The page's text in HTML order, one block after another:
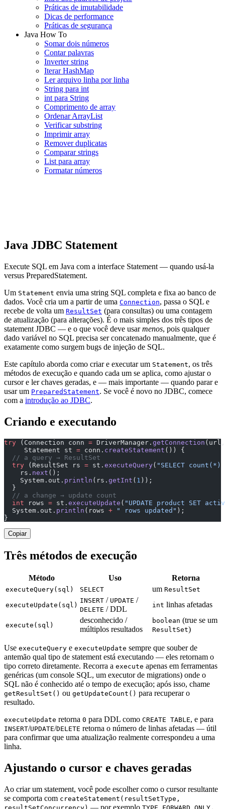
Práticas de imutabilidade
Dicas de performance
Práticas de segurança
Java How To
Somar dois números
Contar palavras
Inverter string
Iterar HashMap
Ler arquivo linha por linha
String para int
int para String
Comprimento de array
Ordenar ArrayList
Verificar substring
Imprimir array
Remover duplicatas
Comparar strings
List para array
Formatar números
Java JDBC Statement
Execute SQL em Java com a interface Statement — quando usá-la
versus PreparedStatement.
Um Statement envia uma string SQL completa e fixa ao banco de
dados. Você cria um a partir de uma Connection, passa o SQL e
recebe de volta um ResultSet (para consultas) ou uma contagem
de atualização (para alterações). É o mais simples dos três tipos de
statement JDBC — e o que você deve usarmenos, pois qualquer
dado variável no SQL precisa ser concatenado manualmente, que é
exatamente como surgem bugs de injeção de SQL.
Este capítulo aborda como criar e executar um Statement, os três
métodos de execução e quando cada um se aplica, como ajustar o
cursor e ler chaves geradas, e — mais importante — quando parar e
usar um PreparedStatement. Se você é novo no JDBC, comece
com a introdução ao JDBC.
Criando e executando
try (Connection conn = DriverManager. getConnection (url,
     Statement st
= conn. createStatement ()) {
  // a query → ResultSet
  try
(ResultSet rs = st. executeQuery( "SELECT count(*)
    rs.
next ();
    System.out.
println (rs. getInt ( 1 ));
  }
  // a change → update count
  int
rows = st. executeUpdate ( "UPDATE product SET
  System.out.
println (rows + " rows updated" );
}
Copiar
Três métodos de execução
Método Uso Retorna
executeQuery(sql) SELECT um ResultSet
executeUpdate(sql)
INSERT / UPDATE /
DELETE / DDL int linhas afetadas
execute(sql)
desconhecido /
múltiplos resultados
boolean (true se um
ResultSet)
Use executeQuery e executeUpdate sempre que souber de
antemão qual tipo de statement está executando — eles retornam o
tipo correto diretamente. Recorra a execute apenas em ferramentas
genéricas (um console SQL, um executor de migrations) onde o
SQL não é conhecido até o tempo de execução; após isso, chame
getResultSet() ou getUpdateCount() para recuperar o
resultado.
executeUpdate retorna 0 para DDL como CREATE TABLE, e para
INSERT/UPDATE/DELETE retorna o número de linhas afetadas — útil
para confirmar que uma atualização realmente correspondeu a uma
linha.
Ajustando o cursor e chaves geradas
Ao criar um statement, você pode escolher como o cursor resultante
se comporta com createStatement(resultSetType,